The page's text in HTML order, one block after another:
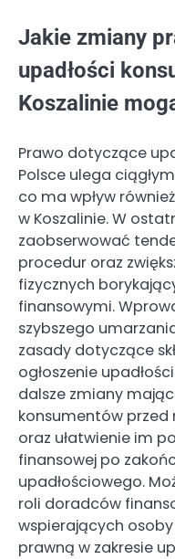
Jakie zmiany
upadłości
Koszalinie
Prawo dotyczące
Polsce ulega
co ma wpływ
w Koszalinie. W
zaobserwować
procedur oraz
fizycznych
finansowymi.
szybszego
zasady dotyczące
ogłoszenie
dalsze zmiany
konsumentów przed
oraz ułatwienie im
finansowej po
upadłościowego.
roli doradców
wspierających
prawną w zakresie